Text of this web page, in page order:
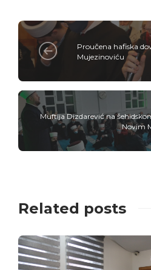
Proučena hafiska
Mujezinoviću
Muftija Dizdarević na
Novim
Related posts